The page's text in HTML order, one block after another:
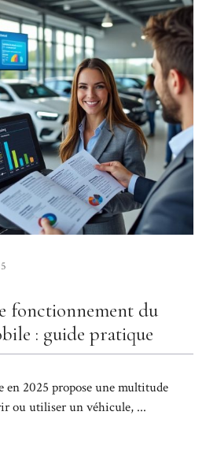
fonctionnement du
: guide pratique
en 2025 propose une multitude
ou utiliser un véhicule, ...